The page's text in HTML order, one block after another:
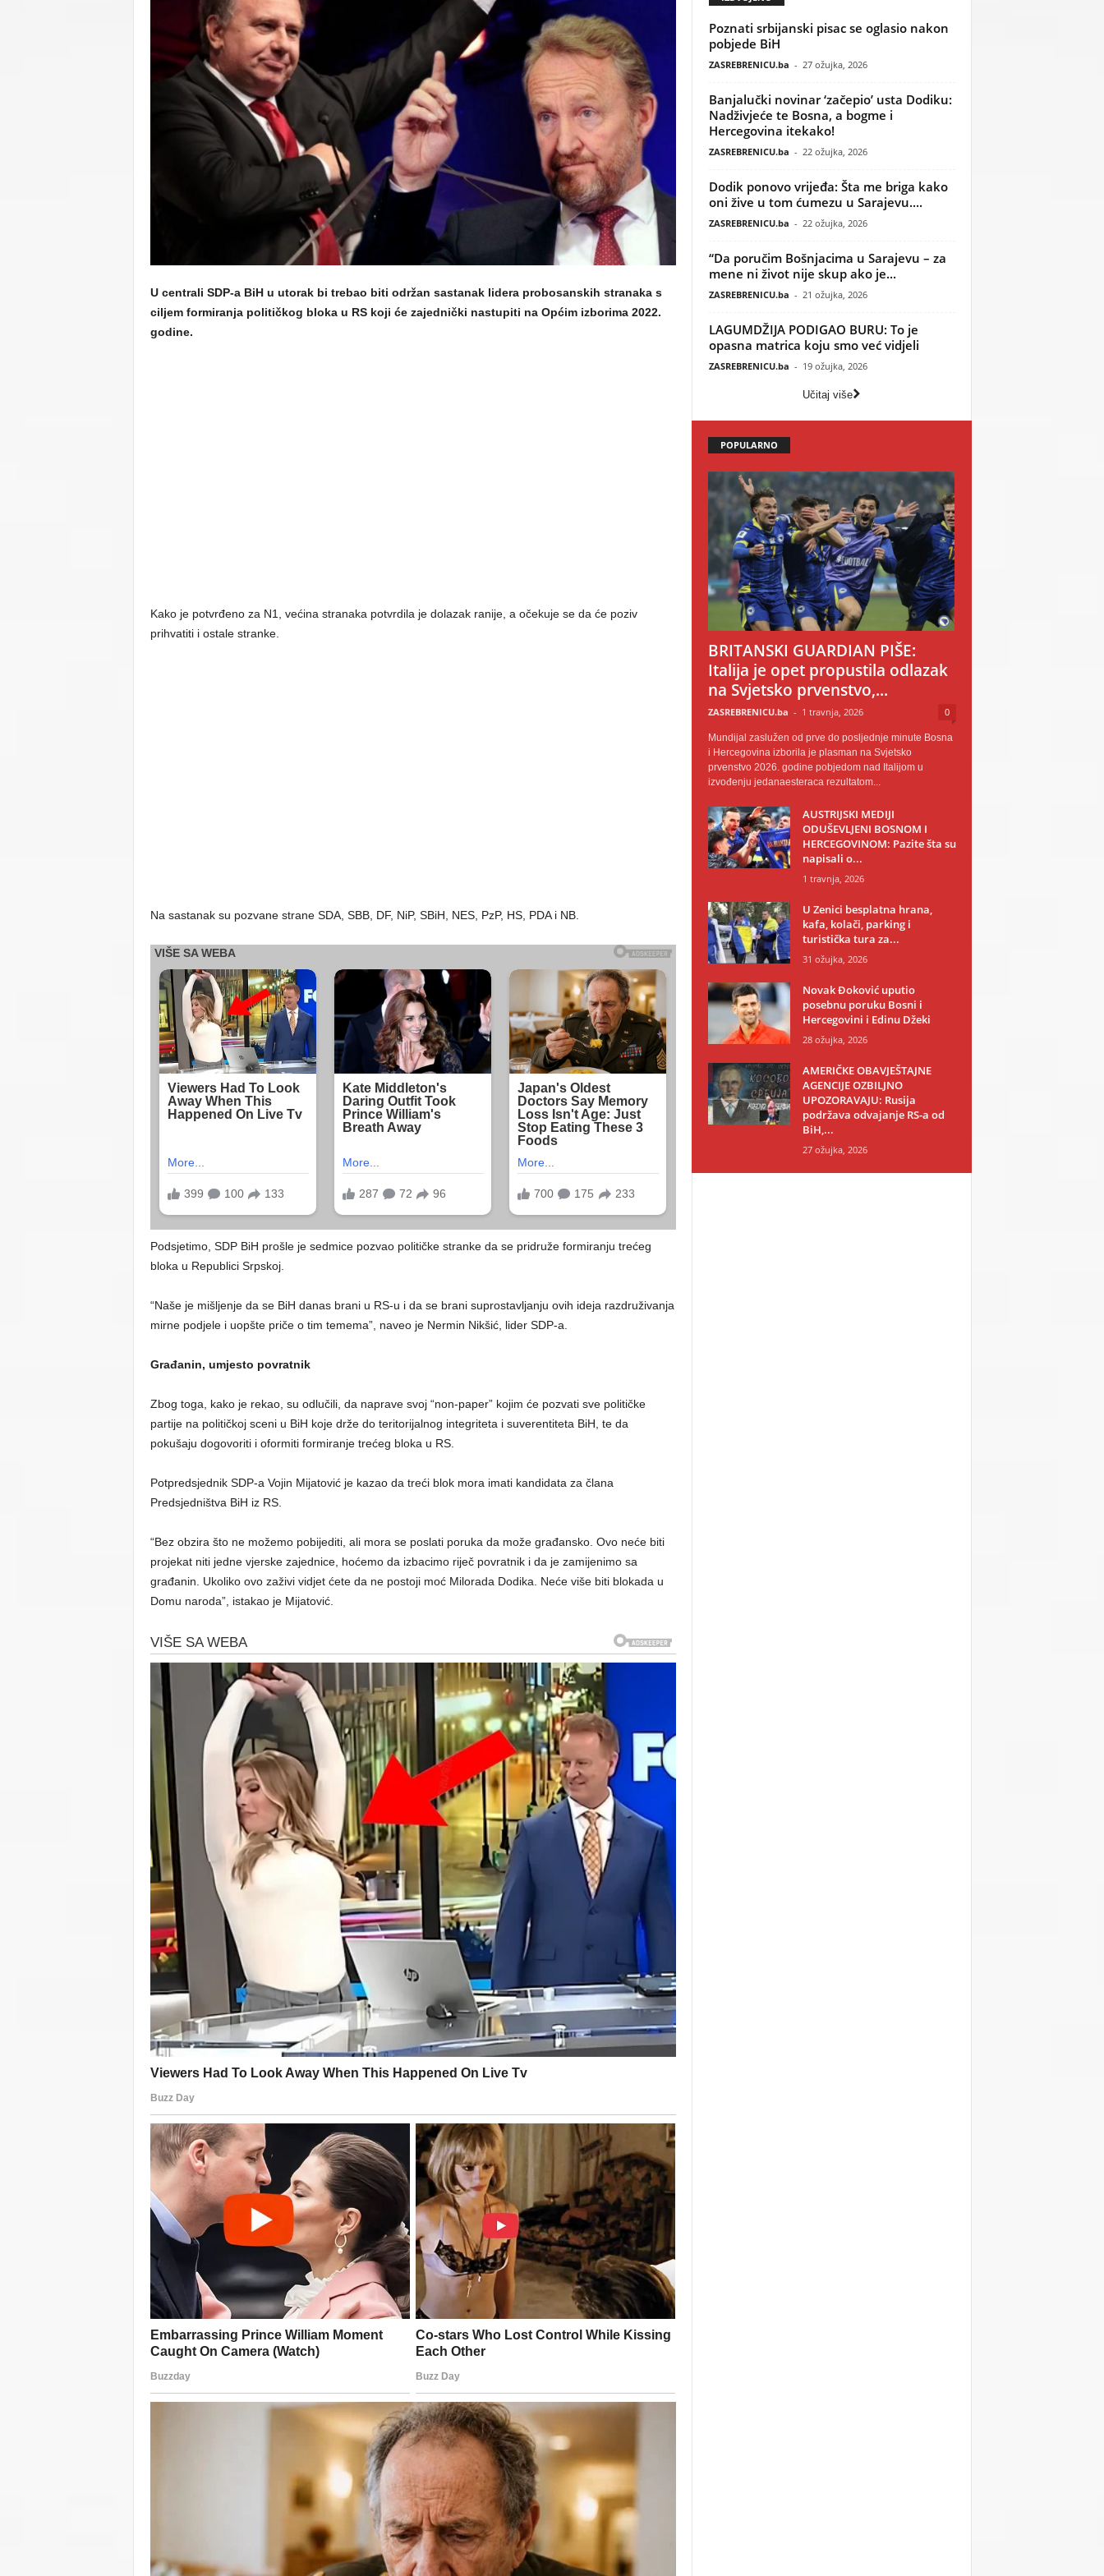
C
U centrali SDP-a BiH u utorak bi trebao biti održan sastanak lidera probosanskih stranaka s
ciljem formiranja političkog bloka u RS koji će zajednički nastupiti na Općim izborima 2022.
godine.
Kako je potvrđeno za N1, većina stranaka potvrdila je dolazak ranije, a očekuje se da će poziv
prihvatiti i ostale stranke.
Na sastanak su pozvane strane SDA, SBB, DF, NiP, SBiH, NES, PzP, HS, PDA i NB.
Podsjetimo, SDP BiH prošle je sedmice pozvao političke stranke da se pridruže formiranju trećeg
bloka u Republici Srpskoj.
“Naše je mišljenje da se BiH danas brani u RS-u i da se brani suprostavljanju ovih ideja razdruživanja
mirne podjele i uopšte priče o tim temema”, naveo je Nermin Nikšić, lider SDP-a.
Građanin, umjesto povratnik
Zbog toga, kako je rekao, su odlučili, da naprave svoj “non-paper” kojim će pozvati sve političke
partije na političkoj sceni u BiH koje drže do teritorijalnog integriteta i suverentiteta BiH, te da
pokušaju dogovoriti i oformiti formiranje trećeg bloka u RS.
Potpredsjednik SDP-a Vojin Mijatović je kazao da treći blok mora imati kandidata za člana
Predsjedništva BiH iz RS.
“Bez obzira što ne možemo pobijediti, ali mora se poslati poruka da može građansko. Ovo neće biti
projekat niti jedne vjerske zajednice, hoćemo da izbacimo riječ povratnik i da je zamijenimo sa
građanin. Ukoliko ovo zaživi vidjet ćete da ne postoji moć Milorada Dodika. Neće više biti blokada u
Domu naroda”, istakao je Mijatović.
Poznati srbijanski pisac se oglasio nakon
pobjede BiH
ZASREBRENICU.ba - 27 ožujka, 2026
Banjalučki novinar ‘začepio’ usta Dodiku:
Nadživjeće te Bosna, a bogme i
Hercegovina itekako!
ZASREBRENICU.ba - 22 ožujka, 2026
Dodik ponovo vrijeđa: Šta me briga kako
oni žive u tom ćumezu u Sarajevu....
ZASREBRENICU.ba - 22 ožujka, 2026
“Da poručim Bošnjacima u Sarajevu – za
mene ni život nije skup ako je...
ZASREBRENICU.ba - 21 ožujka, 2026
LAGUMDŽIJA PODIGAO BURU: To je
opasna matrica koju smo već vidjeli
ZASREBRENICU.ba - 19 ožujka, 2026
Učitaj više
POPULARNO
BRITANSKI GUARDIAN PIŠE:
Italija je opet propustila odlazak
na Svjetsko prvenstvo,...
ZASREBRENICU.ba - 1 travnja, 2026 0
Mundijal zaslužen od prve do posljednje minute Bosna
i Hercegovina izborila je plasman na Svjetsko
prvenstvo 2026. godine pobjedom nad Italijom u
izvođenju jedanaesteraca rezultatom...
AUSTRIJSKI MEDIJI
ODUŠEVLJENI BOSNOM I
HERCEGOVINOM: Pazite šta su
napisali o...
1 travnja, 2026
U Zenici besplatna hrana,
kafa, kolači, parking i
turistička tura za...
31 ožujka, 2026
Novak Đoković uputio
posebnu poruku Bosni i
Hercegovini i Edinu Džeki
28 ožujka, 2026
AMERIČKE OBAVJEŠTAJNE
AGENCIJE OZBILJNO
UPOZORAVAJU: Rusija
podržava odvajanje RS-a od
BiH,...
27 ožujka, 2026